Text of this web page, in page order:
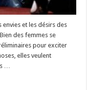
envies et les désirs des
des femmes se
pour exciter
elles veulent
…